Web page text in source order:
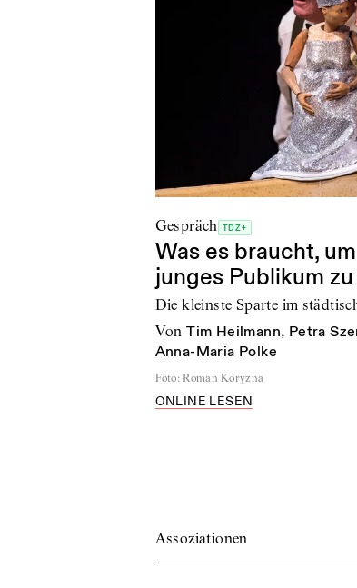
Gespräch TDZ+
Was es braucht,
junges Publikum
Die kleinste Sparte im
von Tim Heilmann, Petra
Anna-Maria Polke
Foto: Roman Koryzna
ONLINE LESEN
Assoziationen